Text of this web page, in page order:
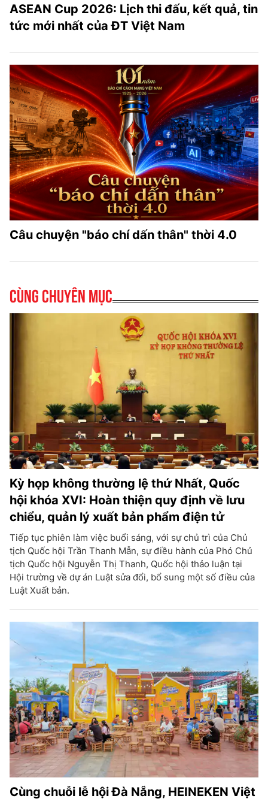
ASEAN Cup 2026: Lịch thi đấu, kết quả, tin
tức mới nhất của ĐT Việt Nam
Câu chuyện "báo chí dấn thân" thời 4.0
Cùng chuyên mục
Kỳ họp không thường lệ thứ Nhất, Quốc
hội khóa XVI: Hoàn thiện quy định về lưu
chiểu, quản lý xuất bản phẩm điện tử
Tiếp tục phiên làm việc buổi sáng, với sự chủ trì của Chủ
tịch Quốc hội Trần Thanh Mẫn, sự điều hành của Phó Chủ
tịch Quốc hội Nguyễn Thị Thanh, Quốc hội thảo luận tại
Hội trường về dự án Luật sửa đổi, bổ sung một số điều của
Luật Xuất bản.
Cùng chuỗi lễ hội Đà Nẵng, HEINEKEN Việt